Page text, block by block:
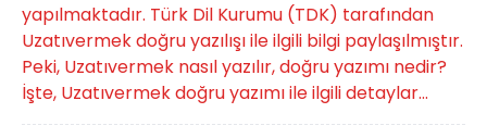
yapılmaktadır. Türk Dil Kurumu (TDK) tarafından
Uzatıvermek doğru yazılışı ile ilgili bilgi paylaşılmıştır.
Peki, Uzatıvermek nasıl yazılır, doğru yazımı nedir?
İşte, Uzatıvermek doğru yazımı ile ilgili detaylar...